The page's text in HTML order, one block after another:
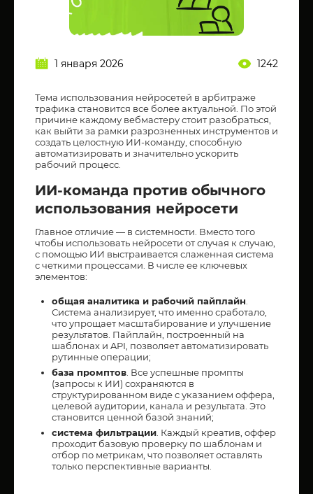
1 января 2026 1242
Тема использования нейросетей в арбитраже
трафика становится все более актуальной. По этой
причине каждому вебмастеру стоит разобраться,
как выйти за рамки разрозненных инструментов и
создать целостную ИИ-команду, способную
автоматизировать и значительно ускорить
рабочий процесс.
ИИ-команда против обычного
использования нейросети
Главное отличие — в системности. Вместо того
чтобы использовать нейросети от случая к случаю,
с помощью ИИ выстраивается слаженная система
с четкими процессами. В числе ее ключевых
элементов:
общая аналитика и рабочий пайплайн
Система анализирует, что именно сработало,
что упрощает масштабирование и улучшение
результатов. Пайплайн, построенный на
шаблонах и API, позволяет автоматизировать
рутинные операции;
база промптов . Все успешные промпты
(запросы к ИИ) сохраняются в
структурированном виде с указанием оффера,
целевой аудитории, канала и результата. Это
становится ценной базой знаний;
система фильтрации . Каждый креатив, оффер
проходит базовую проверку по шаблонам и
отбор по метрикам, что позволяет оставлять
только перспективные варианты.